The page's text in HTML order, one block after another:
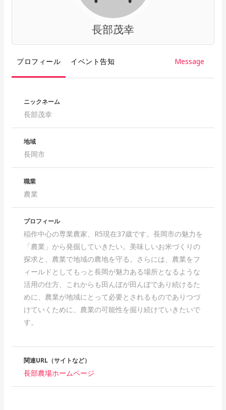
長部茂幸
プロフィール イベント告知 Message
ニックネーム
長部茂幸
地域
長岡市
職業
農業
プロフィール
稲作中心の専業農家、R5現在37歳です。長岡市の魅力を
「農業」から発掘していきたい。美味しいお米づくりの
探求と、農業で地域の農地を守る。さらには、農業をフ
ィールドとしてもっと長岡が魅力ある場所となるような
活用の仕方、これからも田んぼが田んぼであり続けるた
めに、農業が地域にとって必要とされるものでありつづ
けていくために、農業の可能性を掘り続けていきたいで
す。
関連URL（サイトなど）
長部農場ホームページ